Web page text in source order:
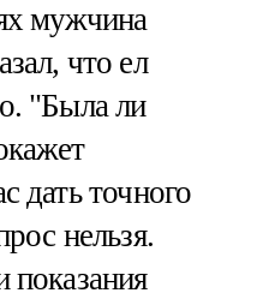
мужчина
что ел
"Была ли
дать точного
нельзя.
показания